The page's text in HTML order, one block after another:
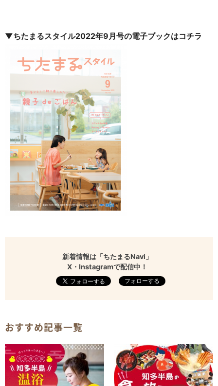
▼ちたまるスタイル2022年9月号の電子ブックはコチラ
新着情報は「ちたまるNavi」
X・Instagramで配信中！
フォローする
おすすめ記事一覧